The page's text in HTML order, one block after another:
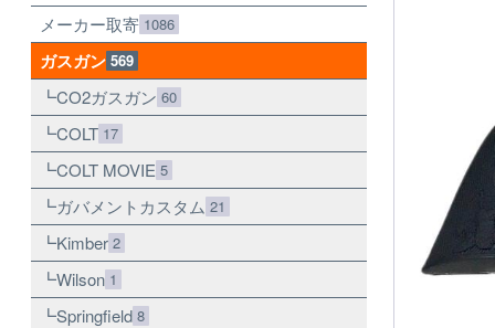
メーカー取寄 1086
ガスガン 569
CO2ガスガン 60
COLT 17
COLT MOVIE 5
ガバメントカスタム 21
Kimber 2
Wilson 1
Springfield 8